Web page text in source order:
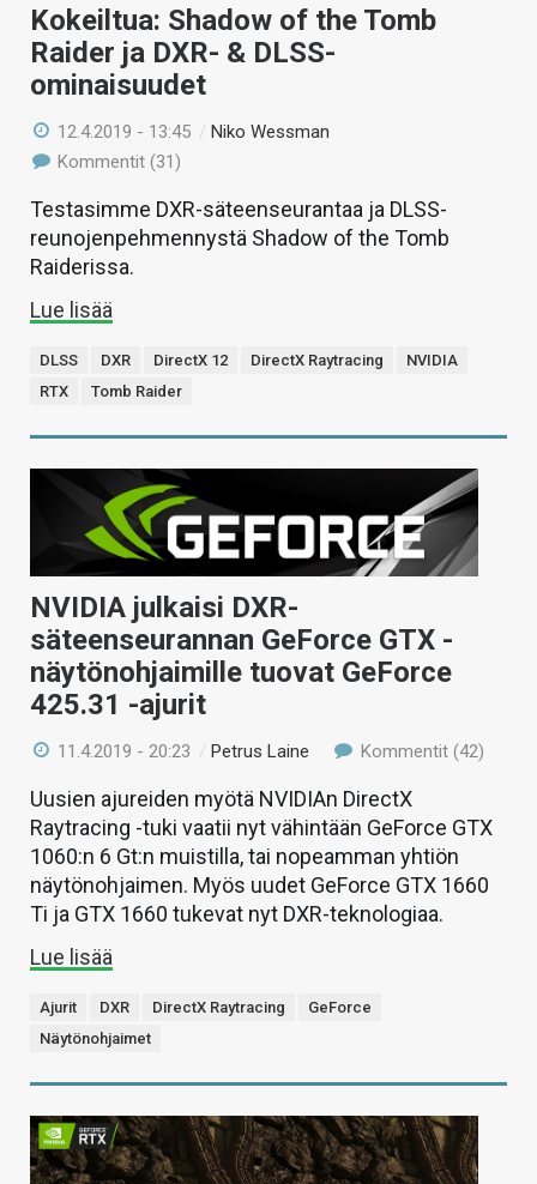
Kokeiltua: Shadow of the Tomb
Raider ja DXR- & DLSS-
ominaisuudet
12.4.2019 - 13:45 /Niko Wessman
Kommentit (31)
Testasimme DXR-säteenseurantaa ja DLSS-
reunojenpehmennystä Shadow of the Tomb
Raiderissa.
Lue lisää
DLSS DXR DirectX 12 DirectX Raytracing
NVIDIA
RTX
Tomb Raider
NVIDIA julkaisi DXR-
säteenseurannan GeForce GTX -
näytönohjaimille tuovat GeForce
425.31 -ajurit
11.4.2019 - 20:23 /Petrus Laine Kommentit (42)
Uusien ajureiden myötä NVIDIAn DirectX
Raytracing -tuki vaatii nyt vähintään GeForce GTX
1060:n 6 Gt:n muistilla, tai nopeamman yhtiön
näytönohjaimen. Myös uudet GeForce GTX 1660
Ti ja GTX 1660 tukevat nyt DXR-teknologiaa.
Lue lisää
Ajurit DXR DirectX Raytracing
GeForce
Näytönohjaimet